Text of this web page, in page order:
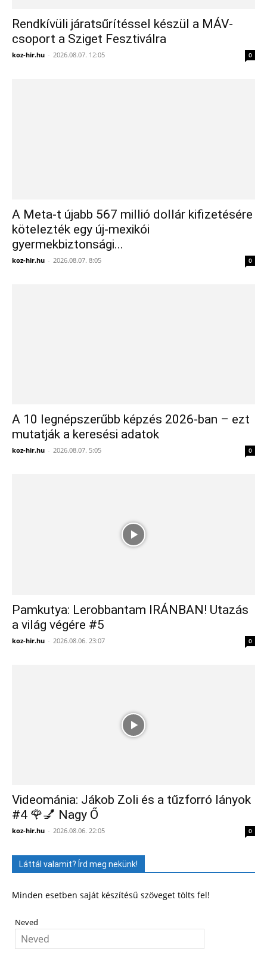
Rendkívüli járatsűrítéssel készül a MÁV-
csoport a Sziget Fesztiválra
koz-hir.hu - 2026.08.07. 12:05 0
A Meta-t újabb 567 millió dollár kifizetésére
kötelezték egy új-mexikói
gyermekbiztonsági...
koz-hir.hu - 2026.08.07. 8:05 0
A 10 legnépszerűbb képzés 2026-ban – ezt
mutatják a keresési adatok
koz-hir.hu - 2026.08.07. 5:05 0
Pamkutya: Lerobbantam IRÁNBAN! Utazás
a világ végére #5
koz-hir.hu - 2026.08.06. 23:07 0
Videománia: Jákob Zoli és a tűzforró lányok
#4 🌹💅 Nagy Ő
koz-hir.hu - 2026.08.06. 22:05 0
Láttál valamit? Írd meg nekünk!
Minden esetben saját készítésű szöveget tölts fel!
Neved